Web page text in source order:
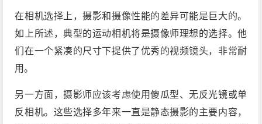
在相机选择上，摄影和摄像性能的差异可能是巨大的。
如上所述，典型的运动相机将是摄像师理想的选择。他
们在一个紧凑的尺寸下提供了优秀的视频镜头，非常耐
用。
另一方面，摄影师应该考虑使用傻瓜型、无反光镜或单
反相机。这些选择多年来一直是静态摄影的主要内容，